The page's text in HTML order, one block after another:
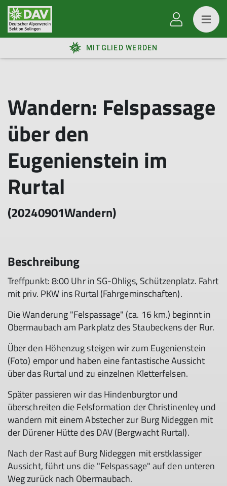
MITGLIED WERDEN
Wandern: Felspassage
über den
Eugenienstein im
Rurtal
(20240901Wandern)
Beschreibung
Treffpunkt: 8:00 Uhr in SG-Ohligs, Schützenplatz. Fahrt
mit priv. PKW ins Rurtal (Fahrgeminschaften).
Die Wanderung "Felspassage" (ca. 16 km.) beginnt in
Obermaubach am Parkplatz des Staubeckens der Rur.
Über den Höhenzug steigen wir zum Eugenienstein
(Foto) empor und haben eine fantastische Aussicht
über das Rurtal und zu einzelnen Kletterfelsen.
Später passieren wir das Hindenburgtor und
überschreiten die Felsformation der Christinenley und
wandern mit einem Abstecher zur Burg Nideggen mit
der Dürener Hütte des DAV (Bergwacht Rurtal).
Nach der Rast auf Burg Nideggen mit erstklassiger
Aussicht, führt uns die "Felspassage" auf den unteren
Weg zurück nach Obermaubach.